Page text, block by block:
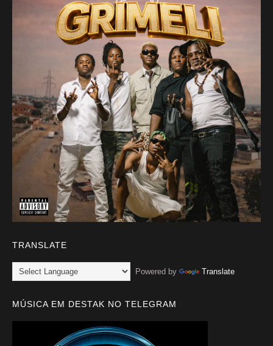
TRANSLATE
Powered by Translate
MÚSICA EM DESTAK NO TELEGRAM